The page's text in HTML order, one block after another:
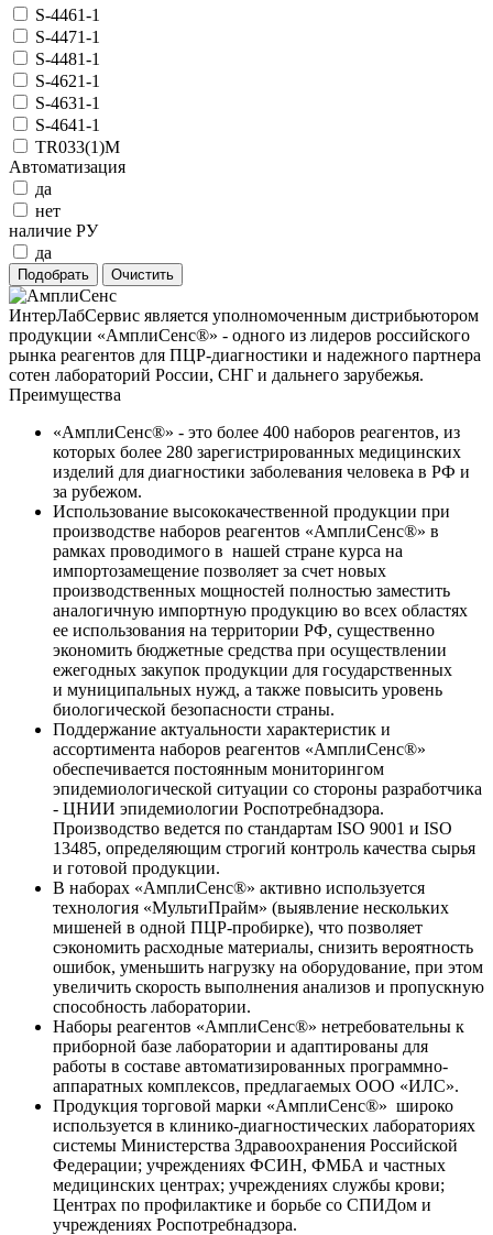
S-4461-1
S-4471-1
S-4481-1
S-4621-1
S-4631-1
S-4641-1
TR033(1)M
Автоматизация
да
нет
наличие РУ
да
ИнтерЛабСервис является уполномоченным дистрибьютором
продукции «АмплиСенс®» - одного из лидеров российского
рынка реагентов для ПЦР-диагностики и надежного партнера
сотен лабораторий России, СНГ и дальнего зарубежья.
Преимущества
«АмплиСенс®» - это более 400 наборов реагентов, из
которых более 280 зарегистрированных медицинских
изделий для диагностики заболевания человека в РФ и
за рубежом.
Использование высококачественной продукции при
производстве наборов реагентов «АмплиСенс®» в
рамках проводимого в нашей стране курса на
импортозамещение позволяет за счет новых
производственных мощностей полностью заместить
аналогичную импортную продукцию во всех областях
ее использования на территории РФ, существенно
экономить бюджетные средства при осуществлении
ежегодных закупок продукции для государственных
и муниципальных нужд, а также повысить уровень
биологической безопасности страны.
Поддержание актуальности характеристик и
ассортимента наборов реагентов «АмплиСенс®»
обеспечивается постоянным мониторингом
эпидемиологической ситуации со стороны разработчика
- ЦНИИ эпидемиологии Роспотребнадзора.
Производство ведется по стандартам ISO 9001 и ISO
13485, определяющим строгий контроль качества сырья
и готовой продукции.
В наборах «АмплиСенс®» активно используется
технология «МультиПрайм» (выявление нескольких
мишеней в одной ПЦР-пробирке), что позволяет
сэкономить расходные материалы, снизить вероятность
ошибок, уменьшить нагрузку на оборудование, при этом
увеличить скорость выполнения анализов и пропускную
способность лаборатории.
Наборы реагентов «АмплиСенс®» нетребовательны к
приборной базе лаборатории и адаптированы для
работы в составе автоматизированных программно-
аппаратных комплексов, предлагаемых ООО «ИЛС».
Продукция торговой марки «АмплиСенс®» широко
используется в клинико-диагностических лабораториях
системы Министерства Здравоохранения Российской
Федерации; учреждениях ФСИН, ФМБА и частных
медицинских центрах; учреждениях службы крови;
Центрах по профилактике и борьбе со СПИДом и
учреждениях Роспотребнадзора.